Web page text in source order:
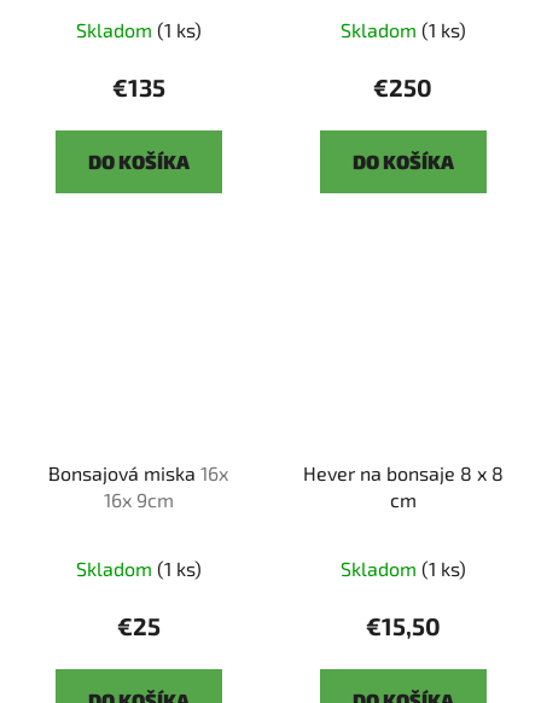
Skladom (1 ks)
€135
DO KOŠÍKA
Skladom (1 ks)
€250
DO KOŠÍKA
Bonsajová miska 16x
16x 9cm
Skladom (1 ks)
€25
Hever na bonsaje 8 x 8
cm
Skladom (1 ks)
€15,50